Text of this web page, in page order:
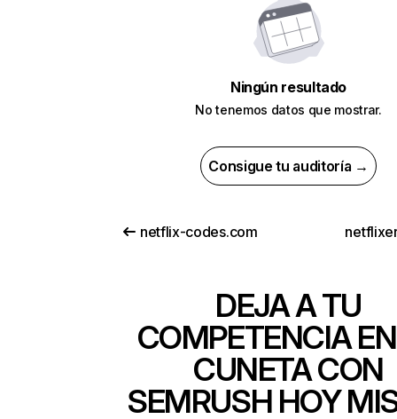
Ningún resultado
No tenemos datos que mostrar.
Consigue tu auditoría →
netflix-codes.com
DEJA A TU
COMPETENCIA
CUNETA CON
SEMRUSH HOY